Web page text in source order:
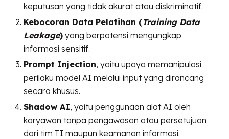
keputusan yang tidak akurat atau diskriminatif.
Kebocoran Data Pelatihan (Training Data
Leakage) yang berpotensi mengungkap
informasi sensitif.
Prompt Injection, yaitu upaya memanipulasi
perilaku model AI melalui input yang dirancang
secara khusus.
Shadow AI, yaitu penggunaan alat AI oleh
karyawan tanpa pengawasan atau persetujuan
dari tim TI maupun keamanan informasi.